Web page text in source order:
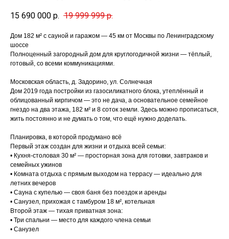
15 690 000 р. 19 999 999 р.
Дом 182 м² с сауной и гаражом — 45 км от Москвы по Ленинградскому
шоссе
Полноценный загородный дом для круглогодичной жизни — тёплый,
готовый, со всеми коммуникациями.
Московская область, д. Задорино, ул. Солнечная
Дом 2019 года постройки из газосиликатного блока, утеплённый и
облицованный кирпичом — это не дача, а основательное семейное
гнездо на два этажа, 182 м² и 8 соток земли. Здесь можно прописаться,
жить постоянно и не думать о том, что ещё нужно доделать.
Планировка, в которой продумано всё
Первый этаж создан для жизни и отдыха всей семьи:
• Кухня-столовая 30 м² — просторная зона для готовки, завтраков и
семейных ужинов
• Комната отдыха с прямым выходом на террасу — идеально для
летних вечеров
• Сауна с купелью — своя баня без поездок и аренды
• Санузел, прихожая с тамбуром 18 м², котельная
Второй этаж — тихая приватная зона:
• Три спальни — место для каждого члена семьи
• Санузел